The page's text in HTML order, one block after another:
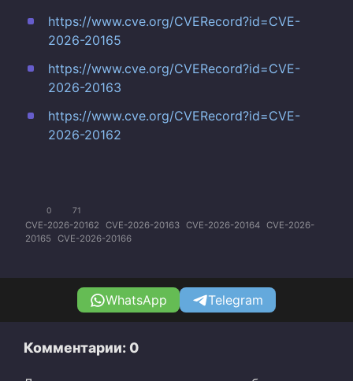
https://www.cve.org/CVERecord?id=CVE-
2026-20165
https://www.cve.org/CVERecord?id=CVE-
2026-20163
https://www.cve.org/CVERecord?id=CVE-
2026-20162
0 71
CVE-2026-20162 CVE-2026-20163 CVE-2026-20164 CVE-2026-
20165
CVE-2026-20166
WhatsApp Telegram
Комментарии: 0